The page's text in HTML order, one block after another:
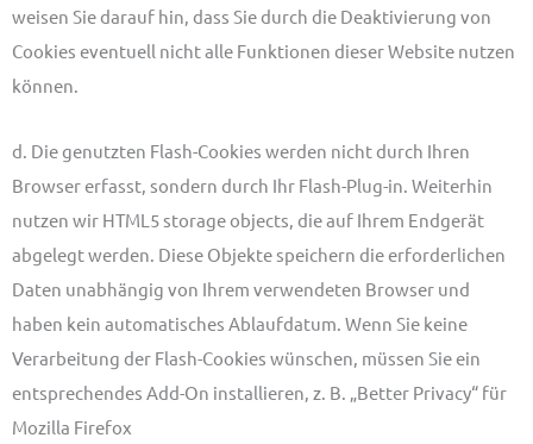
weisen Sie darauf hin, dass Sie durch die Deaktivierung von
Cookies eventuell nicht alle Funktionen dieser Website nutzen
können.
d. Die genutzten Flash-Cookies werden nicht durch Ihren
Browser erfasst, sondern durch Ihr Flash-Plug-in. Weiterhin
nutzen wir HTML5 storage objects, die auf Ihrem Endgerät
abgelegt werden. Diese Objekte speichern die erforderlichen
Daten unabhängig von Ihrem verwendeten Browser und
haben kein automatisches Ablaufdatum. Wenn Sie keine
Verarbeitung der Flash-Cookies wünschen, müssen Sie ein
entsprechendes Add-On installieren, z. B. „Better Privacy“ für
Mozilla Firefox